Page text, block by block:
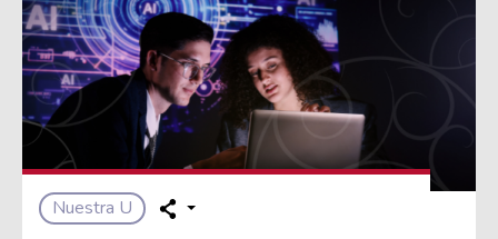
Nuestra U